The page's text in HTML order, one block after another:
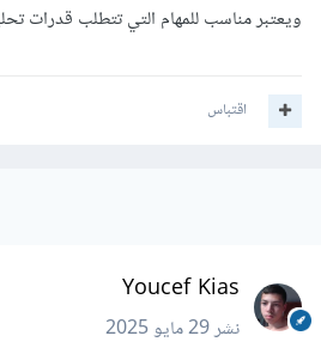
ويعتبر مناسب للمهام التي تتطلب قدرات
اقتباس
Youcef Kias
نشر29 مايو 2025